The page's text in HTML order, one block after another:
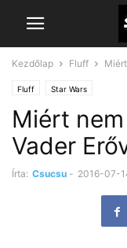
Kezdőlap Fluff
Fluff Star Wars
Miért
Vader
Írta: Csucsu - 2016-07-